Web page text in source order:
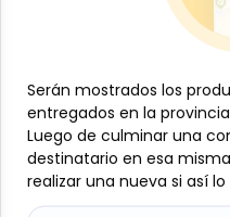
B- JAM-001-
$11 3.39 /lb
Especificaciones
-
Serán mostrados los
entregados en la
Luego de culminar una
destinatario en esa
realizar una nueva si así lo
Serán mostrados los
entregados en la
Luego de culminar una
destinatario en esa
realizar una nueva si así lo